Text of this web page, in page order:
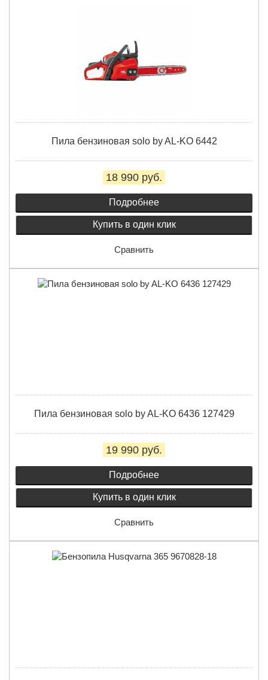
Пила бензиновая solo by AL-KO 6442
18 990 руб.
Подробнее
Купить в один клик
Сравнить
Пила бензиновая solo by AL-KO 6436 127429
19 990 руб.
Подробнее
Купить в один клик
Сравнить